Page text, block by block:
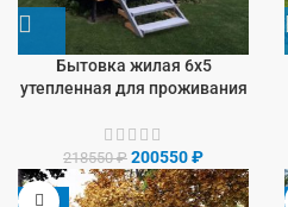
Бытовка жилая 6х5
утепленная для проживания
218550₽ 200550₽
-13%